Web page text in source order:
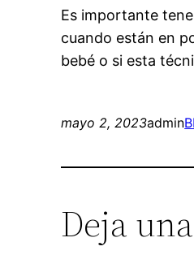
Es importante
cuando están en
bebé o si esta
mayo 2, 2023admin
Deja